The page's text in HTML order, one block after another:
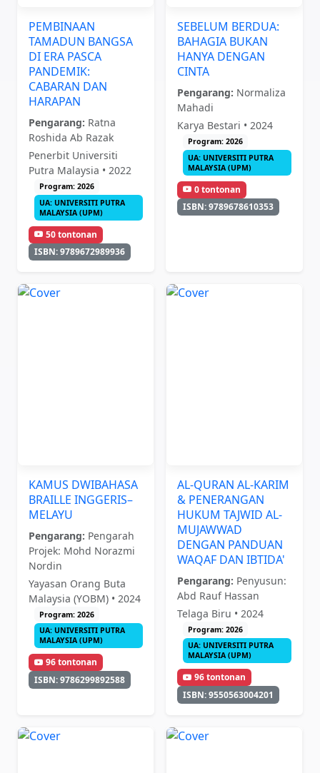
PEMBINAAN
TAMADUN BANGSA
DI ERA PASCA
PANDEMIK:
CABARAN DAN
HARAPAN
Pengarang: Ratna
Roshida Ab Razak
Penerbit Universiti
Putra Malaysia • 2022
Program: 2026
UA: UNIVERSITI PUTRA
MALAYSIA (UPM)
50 tontonan
ISBN: 9789672989936
SEBELUM BERDUA:
BAHAGIA BUKAN
HANYA DENGAN
CINTA
Pengarang: Normaliza
Mahadi
Karya Bestari • 2024
Program: 2026
UA: UNIVERSITI PUTRA
MALAYSIA (UPM)
0 tontonan
ISBN: 9789678610353
KAMUS DWIBAHASA
BRAILLE INGGERIS–
MELAYU
Pengarang: Pengarah
Projek: Mohd Norazmi
Nordin
Yayasan Orang Buta
Malaysia (YOBM) • 2024
Program: 2026
UA: UNIVERSITI PUTRA
MALAYSIA (UPM)
96 tontonan
ISBN: 9786299892588
AL-QURAN AL-KARIM
& PENERANGAN
HUKUM TAJWID AL-
MUJAWWAD
DENGAN PANDUAN
WAQAF DAN IBTIDA'
Pengarang: Penyusun:
Abd Rauf Hassan
Telaga Biru • 2024
Program: 2026
UA: UNIVERSITI PUTRA
MALAYSIA (UPM)
96 tontonan
ISBN: 9550563004201